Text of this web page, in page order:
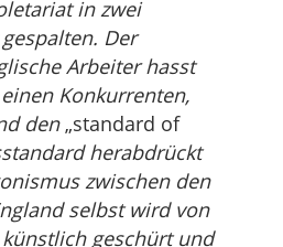
in zwei
Der
Arbeiter hasst
Konkurrenten,
den„standard of
herabdrückt
zwischen den
selbst wird von
geschürt und